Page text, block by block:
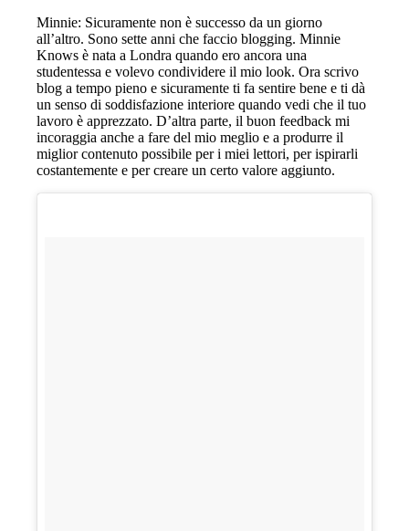
Minnie: Sicuramente non è successo da un giorno
all’altro. Sono sette anni che faccio blogging. Minnie
Knows è nata a Londra quando ero ancora una
studentessa e volevo condividere il mio look. Ora scrivo
blog a tempo pieno e sicuramente ti fa sentire bene e ti dà
un senso di soddisfazione interiore quando vedi che il tuo
lavoro è apprezzato. D’altra parte, il buon feedback mi
incoraggia anche a fare del mio meglio e a produrre il
miglior contenuto possibile per i miei lettori, per ispirarli
costantemente e per creare un certo valore aggiunto.